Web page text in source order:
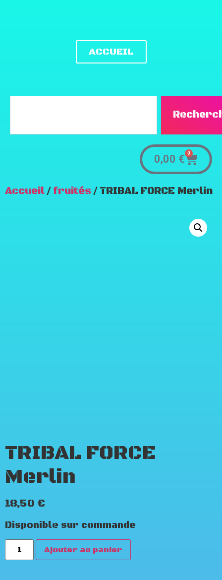
ACCUEIL
0,00 € 0
Accueil/ fruités/ TRIBAL FORCE Merlin
TRIBAL FORCE
Merlin
18,50 €
Disponible sur commande
Ajouter au panier